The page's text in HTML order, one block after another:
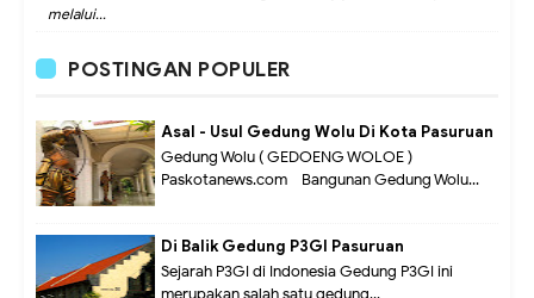
melalui...
POSTINGAN POPULER
Asal - Usul Gedung Wolu Di Kota Pasuruan
Gedung Wolu ( GEDOENG WOLOE )
Paskotanews.com - Bangunan Gedung Wolu...
Di Balik Gedung P3GI Pasuruan
Sejarah P3GI di Indonesia Gedung P3GI ini